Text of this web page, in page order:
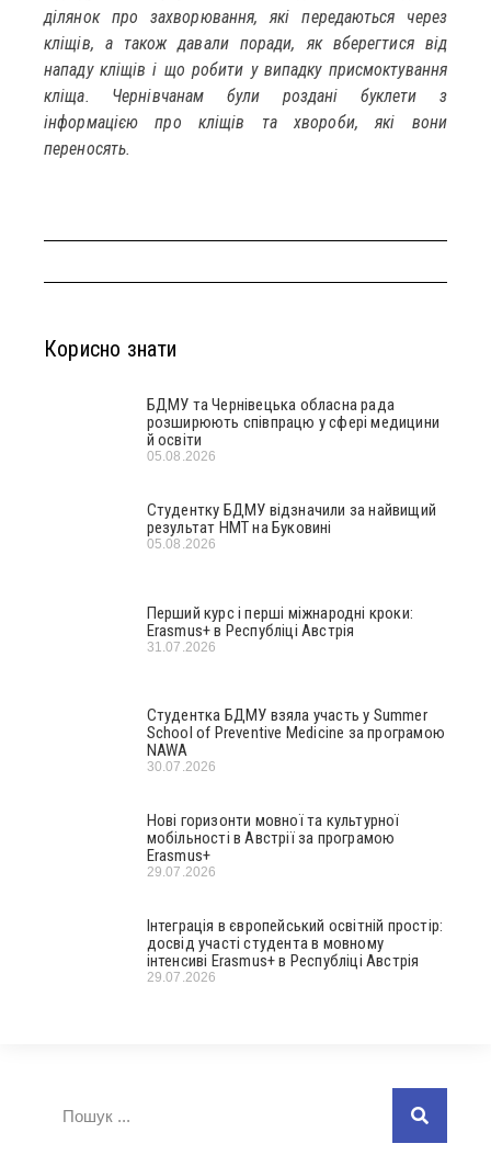
ділянок про захворювання, які передаються через
кліщів, а також давали поради, як вберегтися від
нападу кліщів і що робити у випадку присмоктування
кліща. Чернівчанам були роздані буклети з
інформацією про кліщів та хвороби, які вони
переносять.
Корисно знати
БДМУ та Чернівецька обласна рада
розширюють співпрацю у сфері медицини
й освіти
05.08.2026
Студентку БДМУ відзначили за найвищий
результат НМТ на Буковині
05.08.2026
Перший курс і перші міжнародні кроки:
Erasmus+ в Республіці Австрія
31.07.2026
Студентка БДМУ взяла участь у Summer
School of Preventive Medicine за програмою
NAWA
30.07.2026
Нові горизонти мовної та культурної
мобільності в Австрії за програмою
Erasmus+
29.07.2026
Інтеграція в європейський освітній простір:
досвід участі студента в мовному
інтенсиві Erasmus+ в Республіці Австрія
29.07.2026